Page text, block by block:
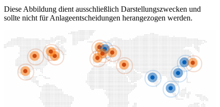
Diese Abbildung dient ausschließlich Darstellungszwecken und
sollte nicht für Anlageentscheidungen herangezogen werden.